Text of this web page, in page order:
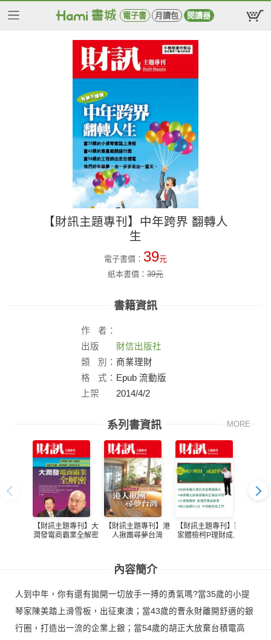
電子書 月讀包 閱讀器
【財訊主題專刊】中年跨界 翻轉人
生
電子書價： 39元
紙本書價： 39元
書籍資訊
作
者：
出版
社：
財信出版社
類
別： 商業理財
格
式： Epub 流動版
上架
2014/4/2
系列書資訊 MORE
【財訊主題專刊】大
潤發電商霸業全解密
【財訊主題專刊】港
人揪團尋夢台灣
【財訊主題專刊】獨
家體檢柯P理財成績
內容簡介
人到中年，你有還有拋開一切放手一搏的勇氣嗎?當35歲的小提
琴家陳美踏上滑雪板，出征東澳；當43歲的曹永財離開舒適的銀
行圈，打造出一流的企業上銀；當54歲的胡正大放棄台積電高